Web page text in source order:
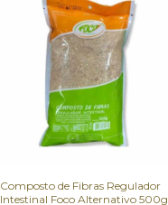
Composto de Fibras Regulador
Intestinal Foco Alternativo 500g